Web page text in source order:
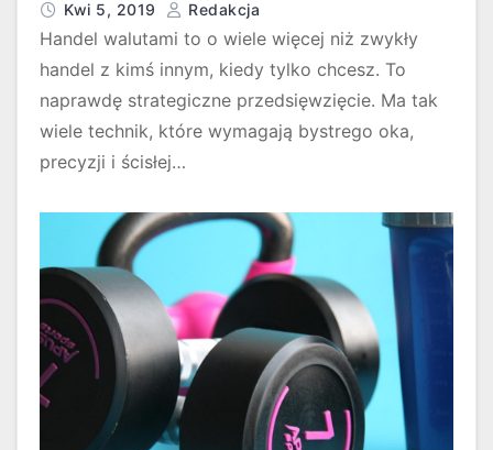
Kwi 5, 2019 Redakcja
Handel walutami to o wiele więcej niż zwykły
handel z kimś innym, kiedy tylko chcesz. To
naprawdę strategiczne przedsięwzięcie. Ma tak
wiele technik, które wymagają bystrego oka,
precyzji i ścisłej…